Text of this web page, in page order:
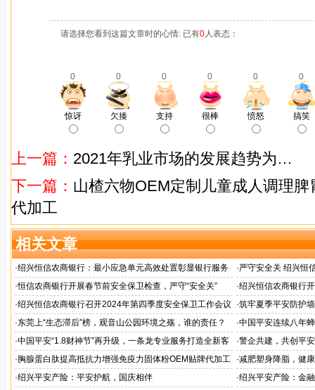
请选择您看到这篇文章时的心情: 已有0人表态：
0 0 0 0 0 0
惊讶 欠揍 支持 很棒 愤怒 搞笑
上一篇： 2021年乳业市场的发展趋势为…
下一篇： 山楂六物OEM定制儿童成人调理
代加工
相关文章
·绍兴恒信农商银行：最小应急单元高效处置彰显银行服务
担当
·严守安全关 绍兴恒
检查
·恒信农商银行开展春节前安全保卫检查，严守“安全关” ·绍兴恒信农商银行
应急演练活动
·绍兴恒信农商银行召开2024年第四季度安全保卫工作会议 ·筑牢夏季平安防护
排查行动
·东莞上“生态滞后”榜，观音山公园环境之殇，谁的责任？ ·中国平安连续八年
品牌"
·中国平安“1.8财神节”再升级，一条龙专业服务打造全新客
户体验
·警企共建，共创平
人才专项培训
· 胸腺蛋白肽提高抵抗力增强免疫力固体粉OEM贴牌代加工
服务商
·减肥塑身降脂，健
服务商
·绍兴平安产险：平安护航，国庆相伴 ·绍兴平安产险：金